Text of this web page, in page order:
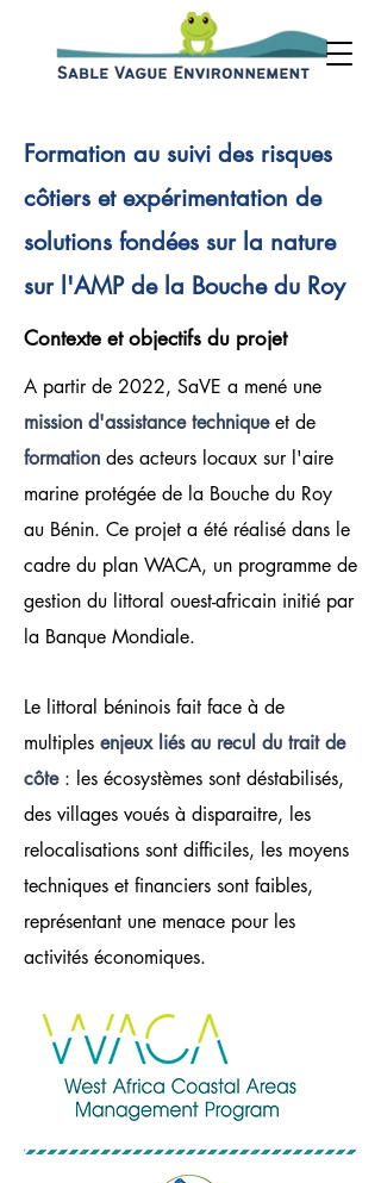
Formation au suivi des risques
côtiers et expérimentation de
solutions fondées sur la nature
sur l'AMP de la Bouche du Roy
Contexte et objectifs du projet
A partir de 2022, SaVE a mené une
mission d'assistance techniqueet de
formation des acteurs locaux sur l'aire
marine protégée de la Bouche du Roy
au Bénin. Ce projet a été réalisé dans le
cadre du plan WACA, un programme de
gestion du littoral ouest-africain initié par
la Banque Mondiale.
Le littoral béninois fait face à de
multiples enjeux liés au recul du trait de
côte: les écosystèmes sont déstabilisés,
des villages voués à disparaitre, les
relocalisations sont difficiles, les moyens
techniques et financiers sont faibles,
représentant une menace pour les
activités économiques.